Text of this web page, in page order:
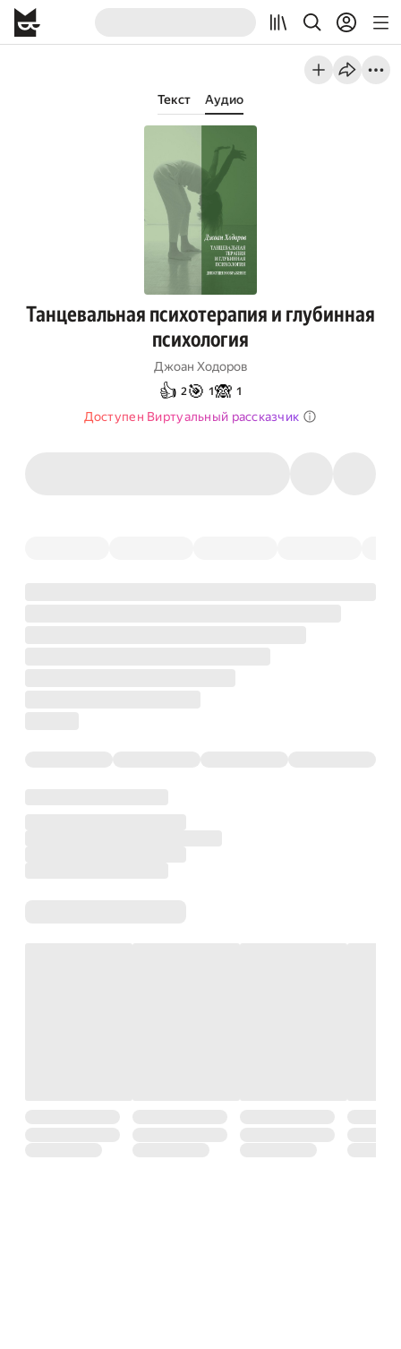
Текст Аудио
Танцевальная психотерапия и глубинная
психология
Джоан Ходоров
👍 2🎯 1🙈 1
Доступен Виртуальный рассказчик